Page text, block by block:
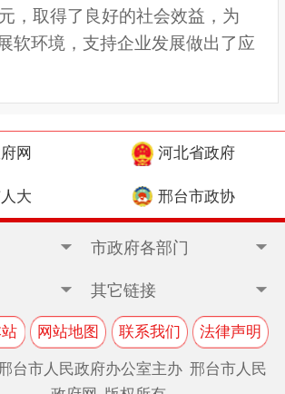
，取得了良好的社会效益，为
软环境，支持企业发展做出了应
网 河北省政府
大 邢台市政协
市政府各部门
其它链接
网站地图 联系我们 法律声明
台市人民政府办公室主办 邢台市人民